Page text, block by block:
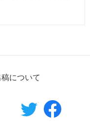
について